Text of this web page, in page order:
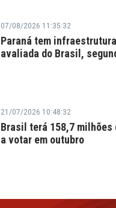
07/08/2026 11:35:32
Paraná tem
avaliada do Brasil,
21/07/2026 10:48:32
Brasil terá 158,7
a votar em outubro